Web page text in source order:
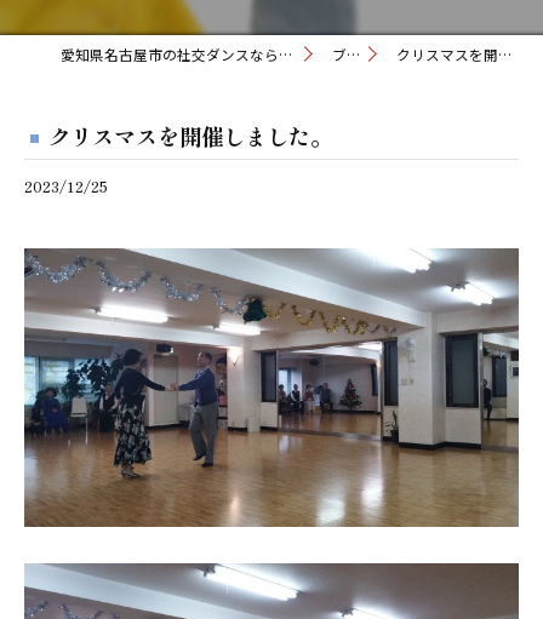
愛知県名古屋市の社交ダンスならナゴヤダンスワールド ブログ クリスマスを開催しました。
クリスマスを開催しました。
2023/12/25